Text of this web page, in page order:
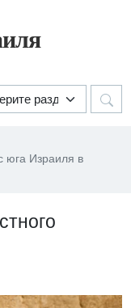
юга Израиля в